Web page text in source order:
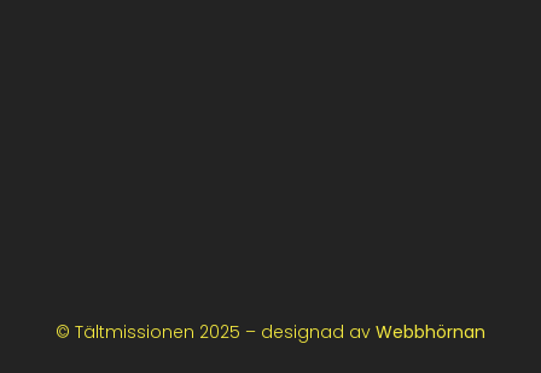
© Tältmissionen 2025 – designad av Webbhörnan